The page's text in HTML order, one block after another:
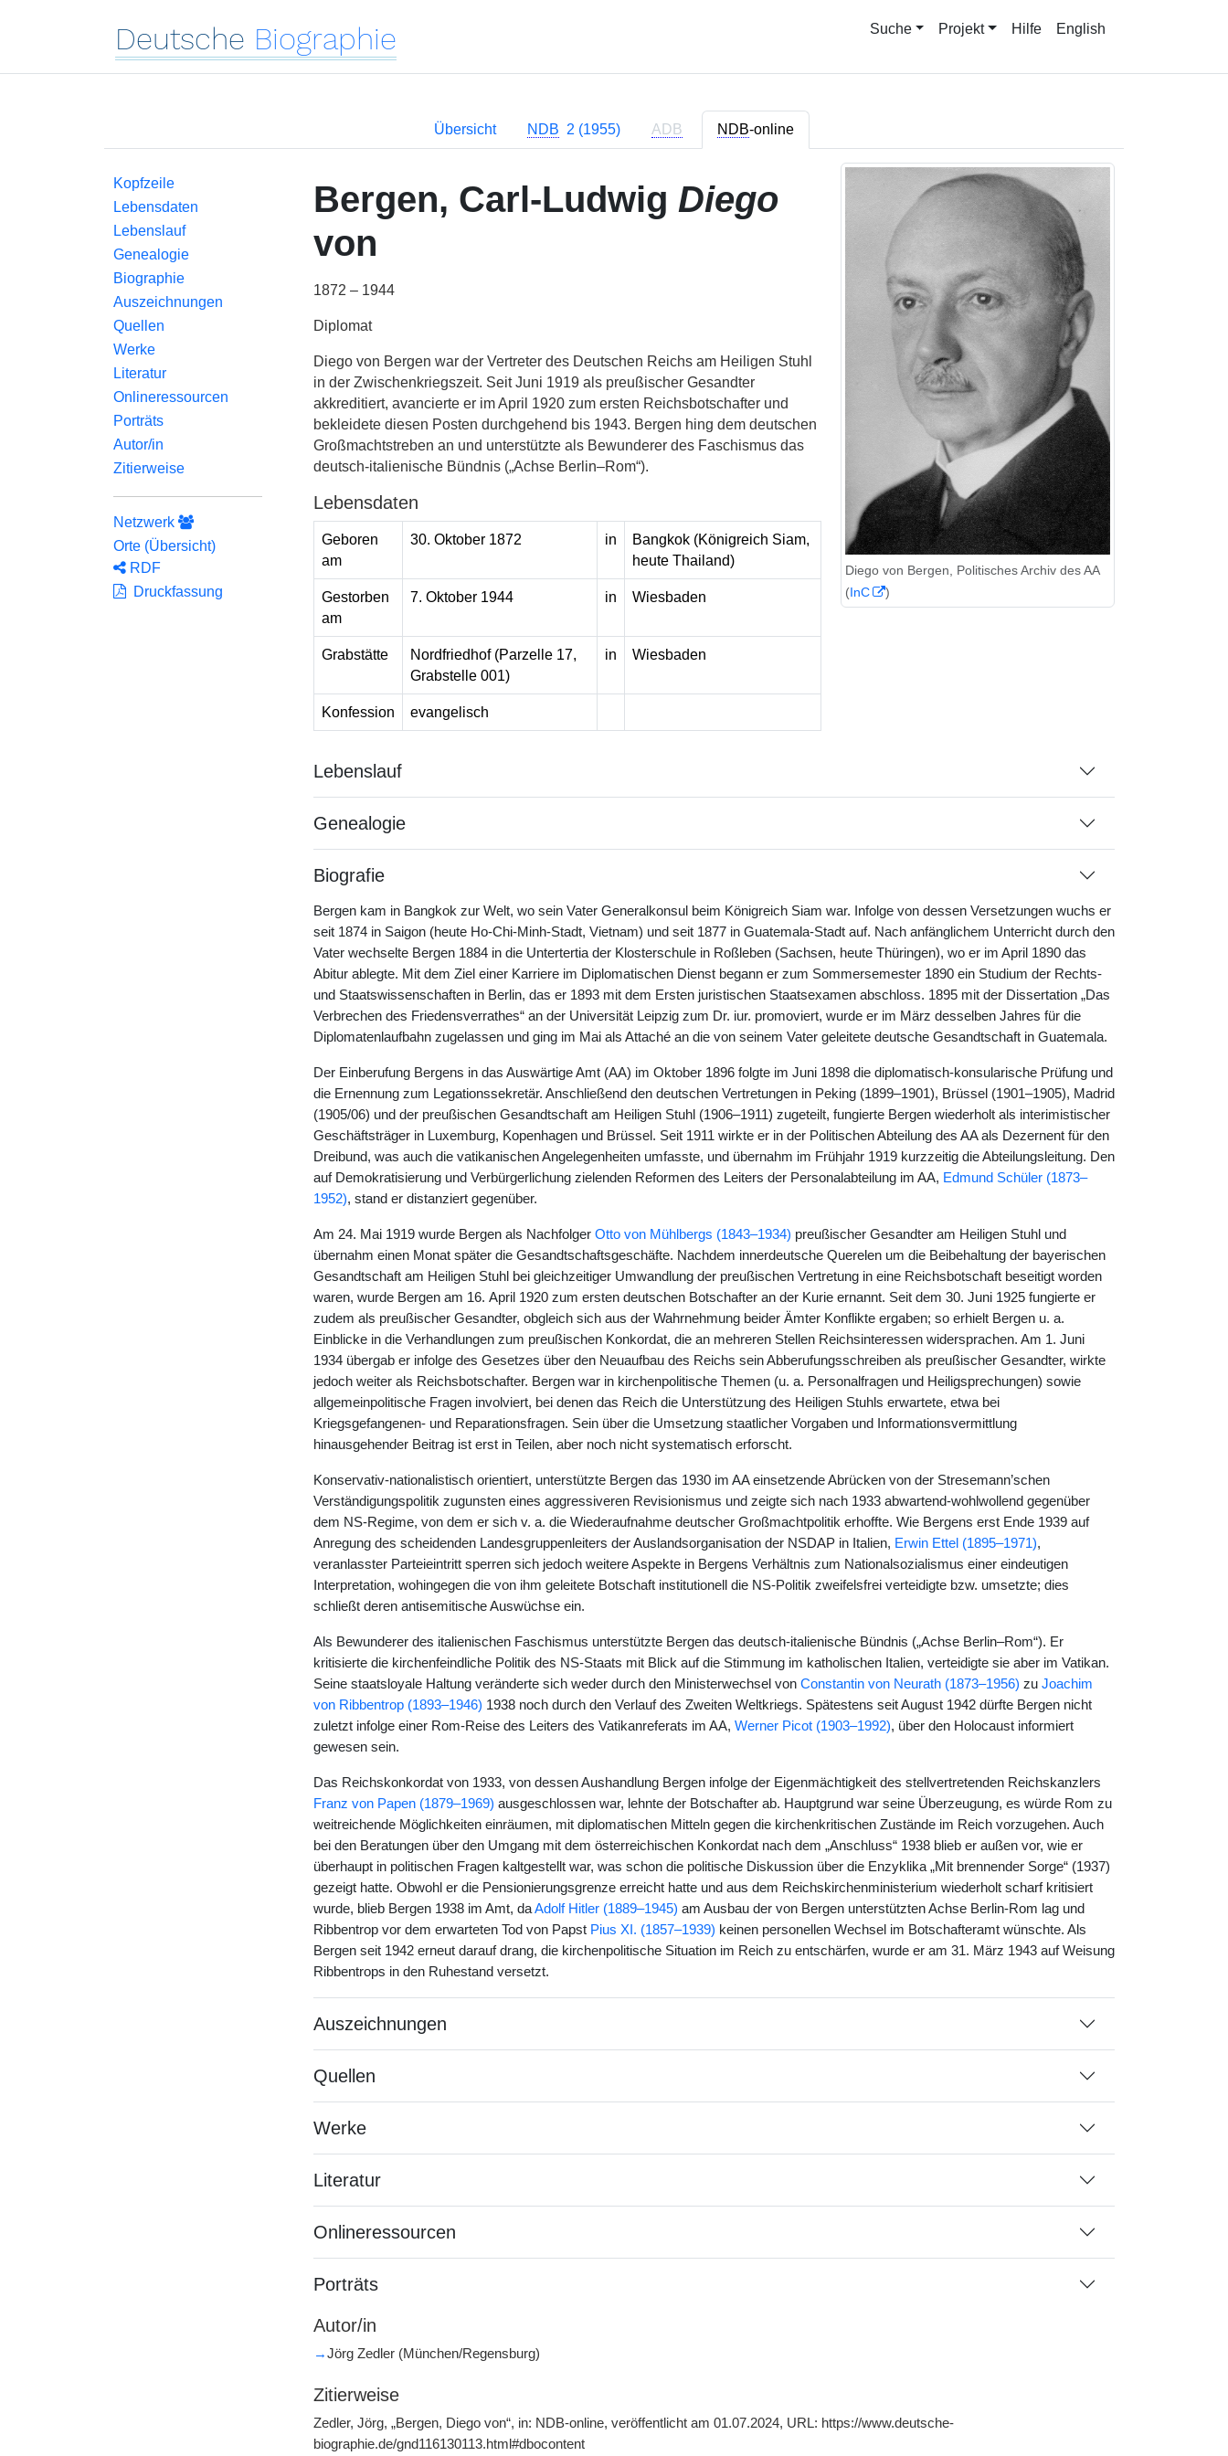
Deutsche Biographie Suche Projekt Hilfe English
Übersicht NDB 2 (1955) ADB NDB-online
Kopfzeile
Lebensdaten
Lebenslauf
Genealogie
Biographie
Auszeichnungen
Quellen
Werke
Literatur
Onlineressourcen
Porträts
Autor/in
Zitierweise
Netzwerk
Orte (Übersicht)
RDF
Druckfassung
Bergen, Carl-Ludwig Diego
von
1872 – 1944
Diplomat
Diego von Bergen war der Vertreter des Deutschen Reichs am Heiligen Stuhl
in der Zwischenkriegszeit. Seit Juni 1919 als preußischer Gesandter
akkreditiert, avancierte er im April 1920 zum ersten Reichsbotschafter und
bekleidete diesen Posten durchgehend bis 1943. Bergen hing dem deutschen
Großmachtstreben an und unterstützte als Bewunderer des Faschismus das
deutsch-italienische Bündnis („Achse Berlin–Rom“).
Lebensdaten
Geboren
am
30. Oktober 1872 in
Bangkok (Königreich Siam,
heute Thailand)
Gestorben
am
7. Oktober 1944 in Wiesbaden
Grabstätte
Nordfriedhof (Parzelle 17,
Grabstelle 001)
in Wiesbaden
Konfession evangelisch
Diego von Bergen, Politisches Archiv des AA
(InC )
Lebenslauf
Genealogie
Biografie
Bergen kam in Bangkok zur Welt, wo sein Vater Generalkonsul beim Königreich Siam war. Infolge von dessen Versetzungen wuchs er
seit 1874 in Saigon (heute Ho-Chi-Minh-Stadt, Vietnam) und seit 1877 in Guatemala-Stadt auf. Nach anfänglichem Unterricht durch den
Vater wechselte Bergen 1884 in die Untertertia der Klosterschule in Roßleben (Sachsen, heute Thüringen), wo er im April 1890 das
Abitur ablegte. Mit dem Ziel einer Karriere im Diplomatischen Dienst begann er zum Sommersemester 1890 ein Studium der Rechts-
und Staatswissenschaften in Berlin, das er 1893 mit dem Ersten juristischen Staatsexamen abschloss. 1895 mit der Dissertation „Das
Verbrechen des Friedensverrathes“ an der Universität Leipzig zum Dr. iur. promoviert, wurde er im März desselben Jahres für die
Diplomatenlaufbahn zugelassen und ging im Mai als Attaché an die von seinem Vater geleitete deutsche Gesandtschaft in Guatemala.
Der Einberufung Bergens in das Auswärtige Amt (AA) im Oktober 1896 folgte im Juni 1898 die diplomatisch-konsularische Prüfung und
die Ernennung zum Legationssekretär. Anschließend den deutschen Vertretungen in Peking (1899–1901), Brüssel (1901–1905), Madrid
(1905/06) und der preußischen Gesandtschaft am Heiligen Stuhl (1906–1911) zugeteilt, fungierte Bergen wiederholt als interimistischer
Geschäftsträger in Luxemburg, Kopenhagen und Brüssel. Seit 1911 wirkte er in der Politischen Abteilung des AA als Dezernent für den
Dreibund, was auch die vatikanischen Angelegenheiten umfasste, und übernahm im Frühjahr 1919 kurzzeitig die Abteilungsleitung. Den
auf Demokratisierung und Verbürgerlichung zielenden Reformen des Leiters der Personalabteilung im AA, Edmund Schüler (1873–
1952), stand er distanziert gegenüber.
Am 24. Mai 1919 wurde Bergen als Nachfolger Otto von Mühlbergs (1843–1934) preußischer Gesandter am Heiligen Stuhl und
übernahm einen Monat später die Gesandtschaftsgeschäfte. Nachdem innerdeutsche Querelen um die Beibehaltung der bayerischen
Gesandtschaft am Heiligen Stuhl bei gleichzeitiger Umwandlung der preußischen Vertretung in eine Reichsbotschaft beseitigt worden
waren, wurde Bergen am 16. April 1920 zum ersten deutschen Botschafter an der Kurie ernannt. Seit dem 30. Juni 1925 fungierte er
zudem als preußischer Gesandter, obgleich sich aus der Wahrnehmung beider Ämter Konflikte ergaben; so erhielt Bergen u. a.
Einblicke in die Verhandlungen zum preußischen Konkordat, die an mehreren Stellen Reichsinteressen widersprachen. Am 1. Juni
1934 übergab er infolge des Gesetzes über den Neuaufbau des Reichs sein Abberufungsschreiben als preußischer Gesandter, wirkte
jedoch weiter als Reichsbotschafter. Bergen war in kirchenpolitische Themen (u. a. Personalfragen und Heiligsprechungen) sowie
allgemeinpolitische Fragen involviert, bei denen das Reich die Unterstützung des Heiligen Stuhls erwartete, etwa bei
Kriegsgefangenen- und Reparationsfragen. Sein über die Umsetzung staatlicher Vorgaben und Informationsvermittlung
hinausgehender Beitrag ist erst in Teilen, aber noch nicht systematisch erforscht.
Konservativ-nationalistisch orientiert, unterstützte Bergen das 1930 im AA einsetzende Abrücken von der Stresemann’schen
Verständigungspolitik zugunsten eines aggressiveren Revisionismus und zeigte sich nach 1933 abwartend-wohlwollend gegenüber
dem NS-Regime, von dem er sich v. a. die Wiederaufnahme deutscher Großmachtpolitik erhoffte. Wie Bergens erst Ende 1939 auf
Anregung des scheidenden Landesgruppenleiters der Auslandsorganisation der NSDAP in Italien, Erwin Ettel (1895–1971),
veranlasster Parteieintritt sperren sich jedoch weitere Aspekte in Bergens Verhältnis zum Nationalsozialismus einer eindeutigen
Interpretation, wohingegen die von ihm geleitete Botschaft institutionell die NS-Politik zweifelsfrei verteidigte bzw. umsetzte; dies
schließt deren antisemitische Auswüchse ein.
Als Bewunderer des italienischen Faschismus unterstützte Bergen das deutsch-italienische Bündnis („Achse Berlin–Rom“). Er
kritisierte die kirchenfeindliche Politik des NS-Staats mit Blick auf die Stimmung im katholischen Italien, verteidigte sie aber im Vatikan.
Seine staatsloyale Haltung veränderte sich weder durch den Ministerwechsel von Constantin von Neurath (1873–1956) zu Joachim
von Ribbentrop (1893–1946) 1938 noch durch den Verlauf des Zweiten Weltkriegs. Spätestens seit August 1942 dürfte Bergen nicht
zuletzt infolge einer Rom-Reise des Leiters des Vatikanreferats im AA, Werner Picot (1903–1992), über den Holocaust informiert
gewesen sein.
Das Reichskonkordat von 1933, von dessen Aushandlung Bergen infolge der Eigenmächtigkeit des stellvertretenden Reichskanzlers
Franz von Papen (1879–1969) ausgeschlossen war, lehnte der Botschafter ab. Hauptgrund war seine Überzeugung, es würde Rom zu
weitreichende Möglichkeiten einräumen, mit diplomatischen Mitteln gegen die kirchenkritischen Zustände im Reich vorzugehen. Auch
bei den Beratungen über den Umgang mit dem österreichischen Konkordat nach dem „Anschluss“ 1938 blieb er außen vor, wie er
überhaupt in politischen Fragen kaltgestellt war, was schon die politische Diskussion über die Enzyklika „Mit brennender Sorge“ (1937)
gezeigt hatte. Obwohl er die Pensionierungsgrenze erreicht hatte und aus dem Reichskirchenministerium wiederholt scharf kritisiert
wurde, blieb Bergen 1938 im Amt, daAdolf Hitler (1889–1945) am Ausbau der von Bergen unterstützten Achse Berlin-Rom lag und
Ribbentrop vor dem erwarteten Tod von Papst Pius XI. (1857–1939) keinen personellen Wechsel im Botschafteramt wünschte. Als
Bergen seit 1942 erneut darauf drang, die kirchenpolitische Situation im Reich zu entschärfen, wurde er am 31. März 1943 auf Weisung
Ribbentrops in den Ruhestand versetzt.
Auszeichnungen
Quellen
Werke
Literatur
Onlineressourcen
Porträts
Autor/in
→Jörg Zedler (München/Regensburg)
Zitierweise
Zedler, Jörg, „Bergen, Diego von“, in: NDB-online, veröffentlicht am 01.07.2024, URL: https://www.deutsche-
biographie.de/gnd116130113.html#dbocontent